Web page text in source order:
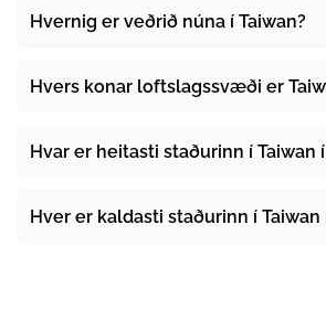
Hvernig er veðrið núna í Taiwan?
Hvers konar loftslagssvæði er
Hvar er heitasti staðurinn í Taiwan
Hver er kaldasti staðurinn í Taiwan